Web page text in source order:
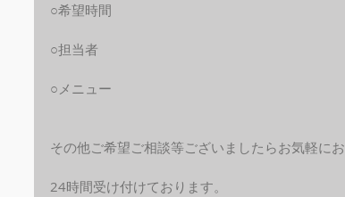
○希望時間
○担当者
○メニュー
その他ご希望ご相談等ございましたらお気軽に
24時間受け付けております。